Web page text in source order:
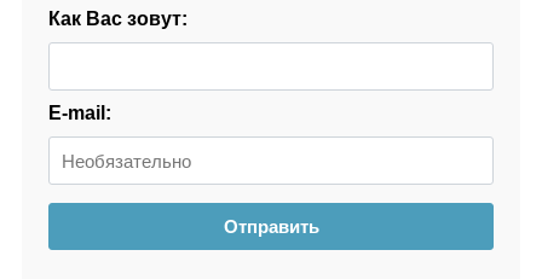
Как Вас зовут:
E-mail:
Отправить